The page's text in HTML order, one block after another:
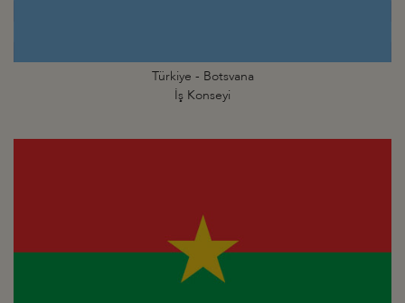
Türkiye - Botsvana
İş Konseyi